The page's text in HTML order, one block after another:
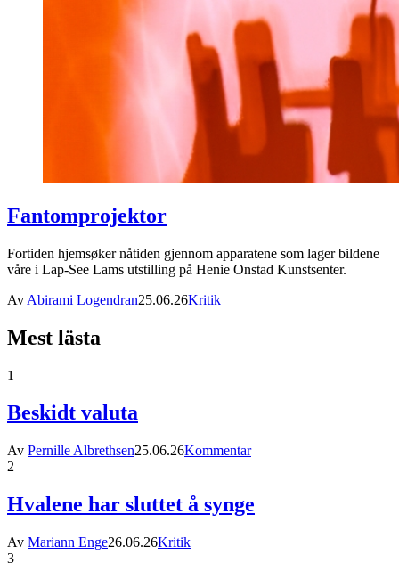
Fantomprojektor
Fortiden hjemsøker nåtiden gjennom apparatene som lager bildene
våre i Lap-See Lams utstilling på Henie Onstad Kunstsenter.
Av Abirami Logendran25.06.26Kritik
Mest lästa
1
Beskidt valuta
Av Pernille Albrethsen25.06.26Kommentar
2
Hvalene har sluttet å synge
Av Mariann Enge26.06.26Kritik
3